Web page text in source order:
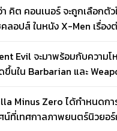
คิต คอนเนอร์ จะถูกเลือกตั
คลอปส์ ในหนัง X-Men เรื่อง
Evil จะมาพร้อมกับความ
ขึ้นใน Barbarian และ
Minus Zero ได้กำหนดกา
ที่เทศกาลภาพยนตร์นิวยอ